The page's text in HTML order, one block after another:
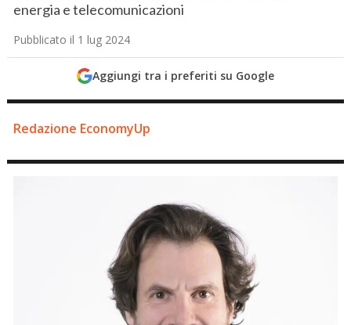
energia e telecomunicazioni
Pubblicato il 1 lug 2024
Aggiungi tra i preferiti su Google
Redazione EconomyUp